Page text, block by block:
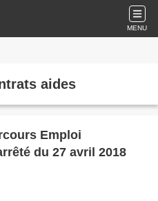
MENU
aides
Emploi
du 27 avril 2018